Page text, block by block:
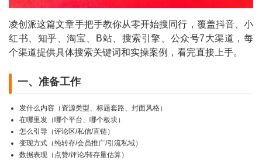
凌创派这篇文章手把手教你从零开始搜同行，覆盖抖音、小
红书、知乎、淘宝、B站、搜索引擎、公众号7大渠道，每
个渠道提供具体搜索关键词和实操案例，看完直接上手。
一、准备工作
发什么内容（资源类型、标题套路、封面风格）
在哪里发（哪个平台、哪个板块）
怎么引导（评论区/私信/直链）
变现方式（纯转存/会员推广/引流私域）
数据表现（点赞/评论/转存量估算）